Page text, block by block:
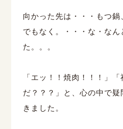
向かった先は・・・もつ鍋
でもなく。・・・な・な
た。。。
「エッ！！焼肉！！！」
だ？？？」と、心の中で
きました。